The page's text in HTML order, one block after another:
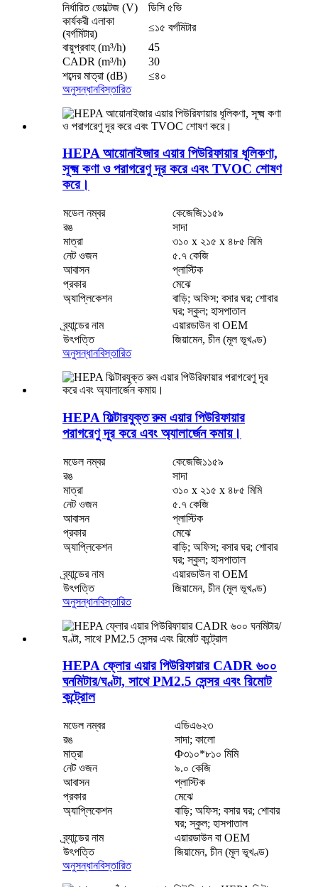
নির্ধারিত ভোল্টেজ (V)
ডিসি ৫ভি
কার্যকরী এলাকা
(বর্গমিটার)
≤১৫ বর্গমিটার
বায়ুপ্রবাহ (m³/h)
45
CADR (m³/h)
30
শব্দের মাত্রা (dB)
≤৪০
অনুসন্ধানবিস্তারিত
HEPA আয়োনাইজার এয়ার পিউরিফায়ার ধূলিকণা,
সূক্ষ্ম কণা ও পরাগরেণু দূর করে এবং TVOC শোষণ
করে।
মডেল নম্বর
কেজেজি১১৫৯
রঙ
সাদা
মাত্রা
৩১০ x ২১৫ x ৪৮৫ মিমি
নেট ওজন
৫.৭ কেজি
আবাসন
প্লাস্টিক
প্রকার
মেঝে
অ্যাপ্লিকেশন
বাড়ি; অফিস; বসার ঘর; শোবার
ঘর; স্কুল; হাসপাতাল
ব্র্যান্ডের নাম
এয়ারডাউন বা OEM
উৎপত্তি
জিয়ামেন, চীন (মূল ভূখণ্ড)
অনুসন্ধানবিস্তারিত
HEPA ফিল্টারযুক্ত রুম এয়ার পিউরিফায়ার
পরাগরেণু দূর করে এবং অ্যালার্জেন কমায়।
মডেল নম্বর
কেজেজি১১৫৯
রঙ
সাদা
মাত্রা
৩১০ x ২১৫ x ৪৮৫ মিমি
নেট ওজন
৫.৭ কেজি
আবাসন
প্লাস্টিক
প্রকার
মেঝে
অ্যাপ্লিকেশন
বাড়ি; অফিস; বসার ঘর; শোবার
ঘর; স্কুল; হাসপাতাল
ব্র্যান্ডের নাম
এয়ারডাউন বা OEM
উৎপত্তি
জিয়ামেন, চীন (মূল ভূখণ্ড)
অনুসন্ধানবিস্তারিত
HEPA ফ্লোর এয়ার পিউরিফায়ার CADR ৬০০
ঘনমিটার/ঘণ্টা, সাথে PM2.5 সেন্সর এবং রিমোট
কন্ট্রোল
মডেল নম্বর
এডিএ৬২৩
রঙ
সাদা; কালো
মাত্রা
Φ৩১০*৮১০ মিমি
নেট ওজন
৯.০ কেজি
আবাসন
প্লাস্টিক
প্রকার
মেঝে
অ্যাপ্লিকেশন
বাড়ি; অফিস; বসার ঘর; শোবার
ঘর; স্কুল; হাসপাতাল
ব্র্যান্ডের নাম
এয়ারডাউন বা OEM
উৎপত্তি
জিয়ামেন, চীন (মূল ভূখণ্ড)
অনুসন্ধানবিস্তারিত